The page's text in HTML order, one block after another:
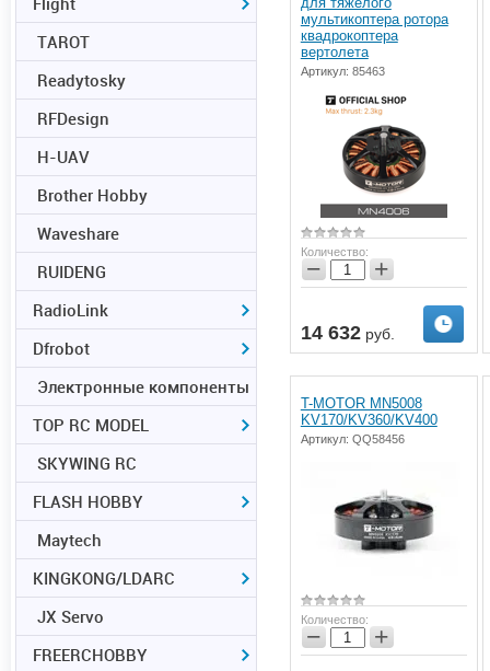
мультикоптера ротора
квадрокоптера
вертолета
Артикул: 85463
Количество:
− +
14 632руб.
T-MOTOR MN5008
KV170/KV360/KV400
Артикул: QQ58456
Количество:
− +
TAROT
Readytosky
RFDesign
H-UAV
Brother Hobby
Waveshare
RUIDENG
RadioLink
Dfrobot
Электронные компоненты
TOP RC MODEL
SKYWING RC
FLASH HOBBY
Maytech
KINGKONG/LDARC
JX Servo
FREERCHOBBY